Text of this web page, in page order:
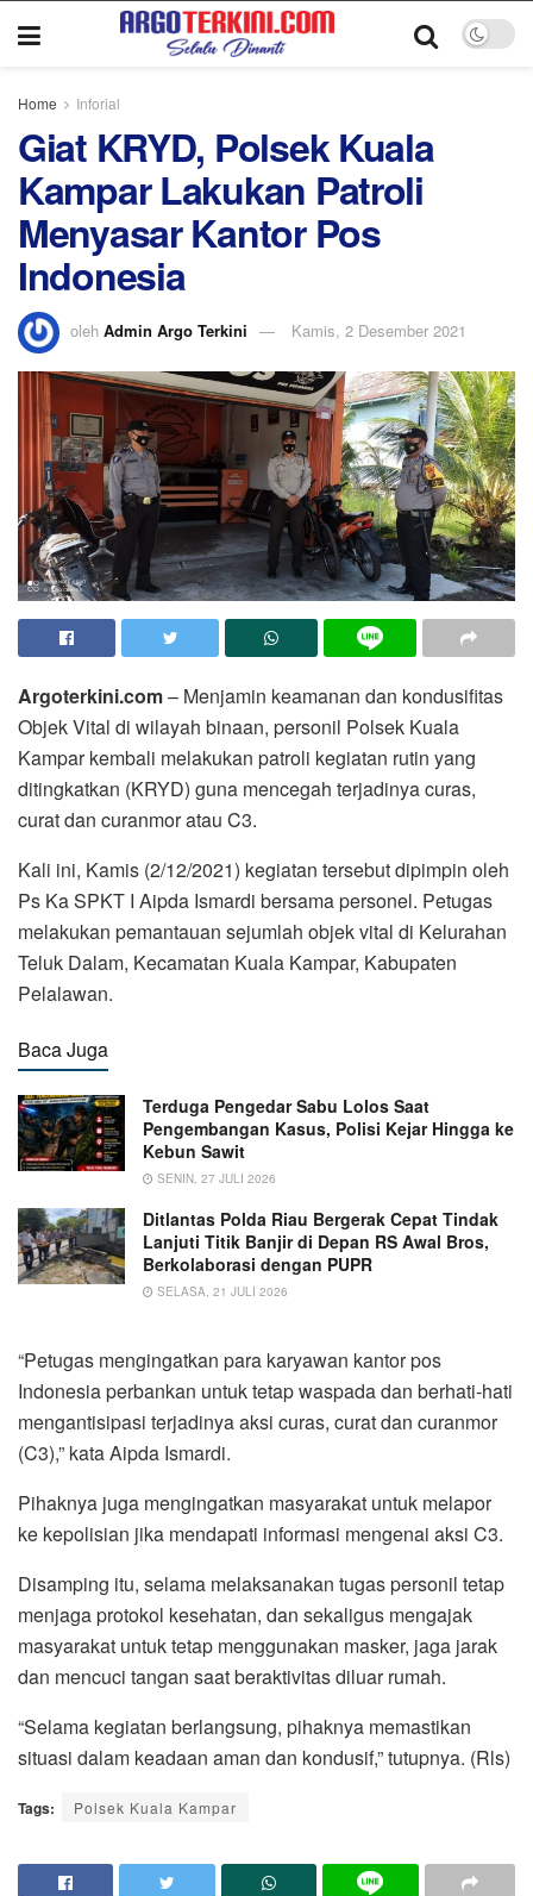
Home Inforial
Giat KRYD, Polsek Kuala
Kampar Lakukan Patroli
Menyasar Kantor Pos
Indonesia
oleh Admin Argo Terkini Kamis, 2 Desember 2021
Argoterkini.com– Menjamin keamanan dan kondusifitas
Objek Vital di wilayah binaan, personil Polsek Kuala
Kampar kembali melakukan patroli kegiatan rutin yang
ditingkatkan (KRYD) guna mencegah terjadinya curas,
curat dan curanmor atau C3.
Kali ini, Kamis (2/12/2021) kegiatan tersebut dipimpin oleh
Ps Ka SPKT I Aipda Ismardi bersama personel. Petugas
melakukan pemantauan sejumlah objek vital di Kelurahan
Teluk Dalam, Kecamatan Kuala Kampar, Kabupaten
Pelalawan.
Baca Juga
Terduga Pengedar Sabu Lolos Saat
Pengembangan Kasus, Polisi Kejar Hingga ke
Kebun Sawit
SENIN, 27 JULI 2026
Ditlantas Polda Riau Bergerak Cepat Tindak
Lanjuti Titik Banjir di Depan RS Awal Bros,
Berkolaborasi dengan PUPR
SELASA, 21 JULI 2026
“Petugas mengingatkan para karyawan kantor pos
Indonesia perbankan untuk tetap waspada dan berhati-hati
mengantisipasi terjadinya aksi curas, curat dan curanmor
(C3),” kata Aipda Ismardi.
Pihaknya juga mengingatkan masyarakat untuk melapor
ke kepolisian jika mendapati informasi mengenai aksi C3.
Disamping itu, selama melaksanakan tugas personil tetap
menjaga protokol kesehatan, dan sekaligus mengajak
masyarakat untuk tetap menggunakan masker, jaga jarak
dan mencuci tangan saat beraktivitas diluar rumah.
“Selama kegiatan berlangsung, pihaknya memastikan
situasi dalam keadaan aman dan kondusif,” tutupnya. (Rls)
Tags: Polsek Kuala Kampar